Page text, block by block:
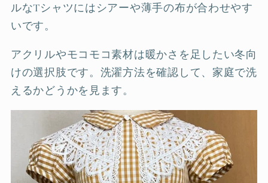
ルなTシャツにはシアーや薄手の布が合わせやす
いです。
アクリルやモコモコ素材は暖かさを足したい冬向
けの選択肢です。洗濯方法を確認して、家庭で洗
えるかどうかを見ます。